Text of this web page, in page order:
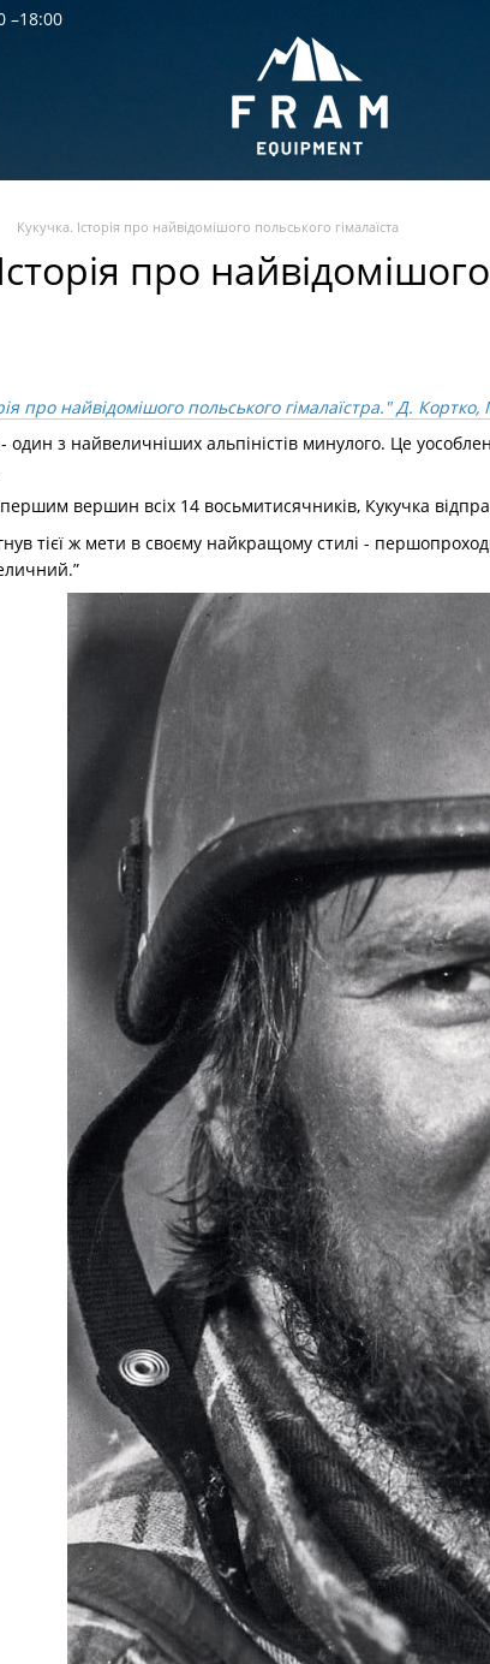
–18:00
Кукучка. Історія про найвідомішого польського гімалаїста
про
про найвідомішого польського гімалаїстра." Д.
з найвеличніших альпіністів минулого. Це
вершин всіх 14 восьмитисячників, Кукучка
тієї ж мети в своєму найкращому стилі -